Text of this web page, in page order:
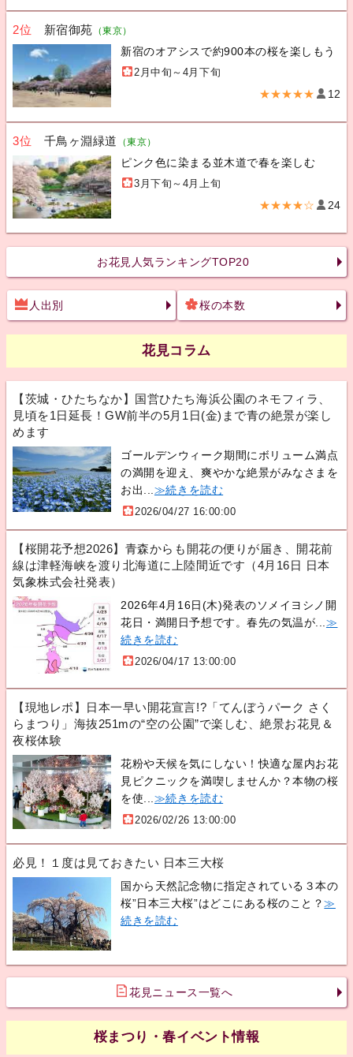
2位 新宿御苑 （東京）
新宿のオアシスで約900本の桜を楽しもう
2月中旬～4月下旬
★★★★★ 12
3位 千鳥ヶ淵緑道 （東京）
ピンク色に染まる並木道で春を楽しむ
3月下旬～4月上旬
★★★★☆ 24
お花見人気ランキングTOP20
人出別 桜の本数
花見コラム
【茨城・ひたちなか】国営ひたち海浜公園のネモフィラ、
見頃を1日延長！GW前半の5月1日(金)まで青の絶景が楽し
めます
ゴールデンウィーク期間にボリューム満点
の満開を迎え、爽やかな絶景がみなさまを
お出... ≫続きを読む
2026/04/27 16:00:00
【桜開花予想2026】青森からも開花の便りが届き、開花前
線は津軽海峡を渡り北海道に上陸間近です（4月16日 日本
気象株式会社発表）
2026年4月16日(木)発表のソメイヨシノ開
花日・満開日予想です。春先の気温が... ≫
続きを読む
2026/04/17 13:00:00
【現地レポ】日本一早い開花宣言!?「てんぼうパーク さく
らまつり」海抜251mの“空の公園”で楽しむ、絶景お花見＆
夜桜体験
花粉や天候を気にしない！快適な屋内お花
見ピクニックを満喫しませんか？本物の桜
を使... ≫続きを読む
2026/02/26 13:00:00
必見！１度は見ておきたい 日本三大桜
国から天然記念物に指定されている３本の
桜”日本三大桜”はどこにある桜のこと？≫
続きを読む
花見ニュース一覧へ
桜まつり・春イベント情報